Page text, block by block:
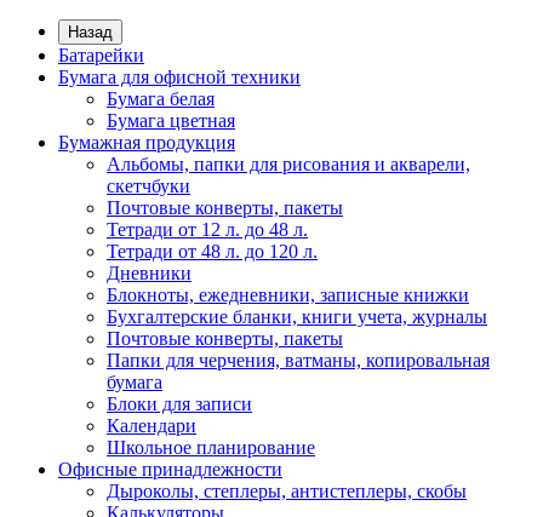
Назад
Батарейки
Бумага для офисной техники
Бумага белая
Бумага цветная
Бумажная продукция
Альбомы, папки для рисования и акварели,
скетчбуки
Почтовые конверты, пакеты
Тетради от 12 л. до 48 л.
Тетради от 48 л. до 120 л.
Дневники
Блокноты, ежедневники, записные книжки
Бухгалтерские бланки, книги учета, журналы
Почтовые конверты, пакеты
Папки для черчения, ватманы, копировальная
бумага
Блоки для записи
Календари
Школьное планирование
Офисные принадлежности
Дыроколы, степлеры, антистеплеры, скобы
Калькуляторы